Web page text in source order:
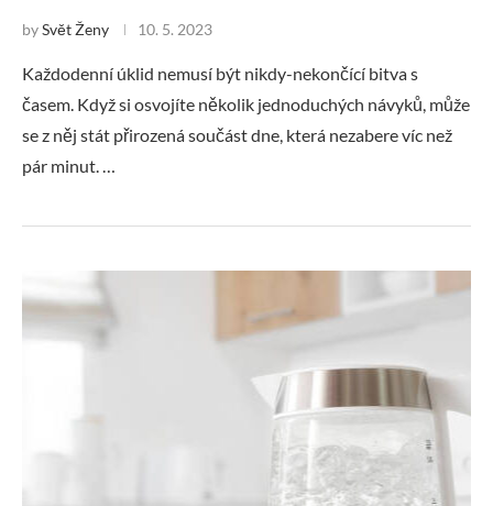
bySvět Ženy 10. 5. 2023
Každodenní úklid nemusí být nikdy-nekončící bitva s
časem. Když si osvojíte několik jednoduchých návyků, může
se z něj stát přirozená součást dne, která nezabere víc než
pár minut. …